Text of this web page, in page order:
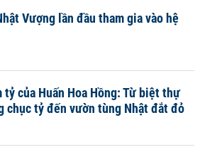
Vượng lần đầu tham gia vào hệ
tỷ của Huấn Hoa Hồng: Từ biệt thự
chục tỷ đến vườn tùng Nhật đắt đỏ